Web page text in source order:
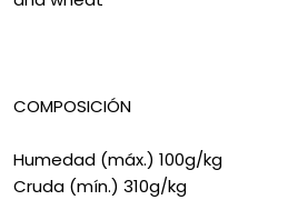
COMPOSICIÓN
Humedad (máx.) 100g/kg
Cruda (mín.) 310g/kg